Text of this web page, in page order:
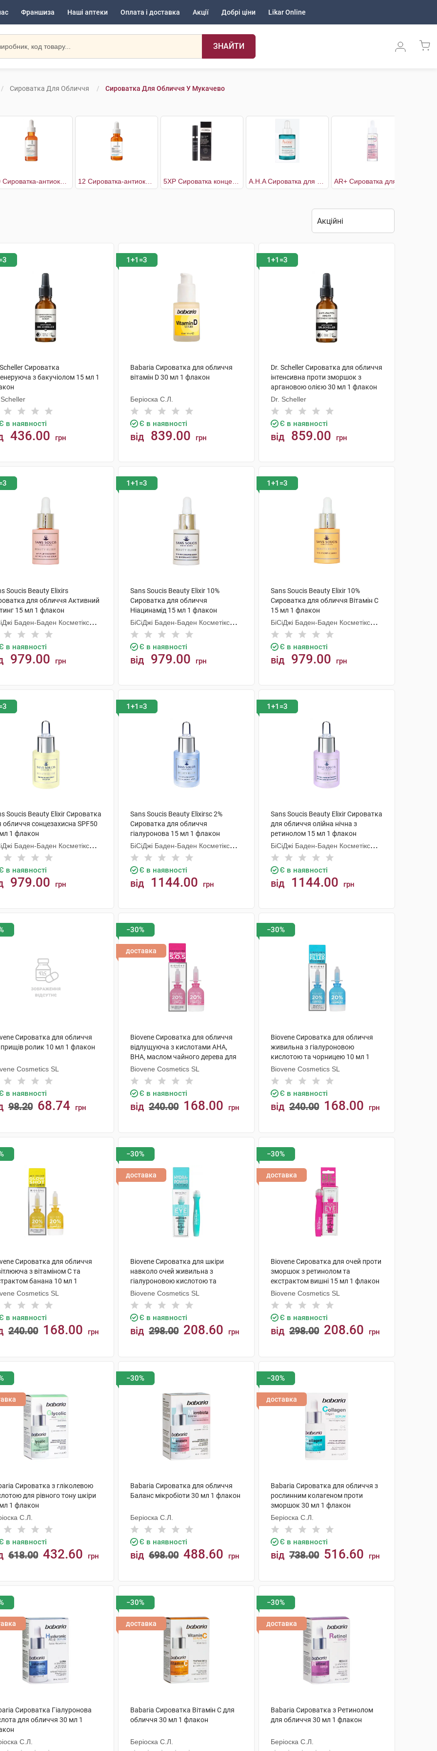
Франшиза Наші аптеки Оплата і доставка Акції Добрі ціни Likar Online
ЗНАЙТИ
Сироватка Для Обличчя Сироватка Для Обличчя У Мукачево
Сироватка
з бакучіолом 15 мл 1
в наявності
436.00 грн
1+1=3
Babaria Сироватка для обличчя
вітамін D 30 мл 1 флакон
Беріоска С.Л.
Є в наявності
від 839.00 грн
1+1=3
Dr. Scheller Сироватка для обличчя
інтенсивна проти зморшок з
аргановою олією 30 мл 1 флакон
Dr. Scheller
Є в наявності
від 859.00 грн
Soucis Beauty Elixirs
для обличчя Активний
15 мл 1 флакон
Баден-Баден Косметікс
Гмбх
в наявності
979.00 грн
1+1=3
Sans Soucis Beauty Elixir 10%
Сироватка для обличчя
Ніацинамід 15 мл 1 флакон
БіСіДжі Баден-Баден Косметікс
Груп Гмбх
Є в наявності
від 979.00 грн
1+1=3
Sans Soucis Beauty Elixir 10%
Сироватка для обличчя Вітамін C
15 мл 1 флакон
БіСіДжі Баден-Баден Косметікс
Груп Гмбх
Є в наявності
від 979.00 грн
Soucis Beauty Elixir Сироватка
обличчя сонцезахисна SPF50
1 флакон
Баден-Баден Косметікс
Гмбх
в наявності
979.00 грн
1+1=3
Sans Soucis Beauty Elixirsс 2%
Сироватка для обличчя
гіалуронова 15 мл 1 флакон
БіСіДжі Баден-Баден Косметікс
Груп Гмбх
Є в наявності
від 1144.00 грн
1+1=3
Sans Soucis Beauty Elixir Сироватка
для обличчя олійна нічна з
ретинолом 15 мл 1 флакон
БіСіДжі Баден-Баден Косметікс
Груп Гмбх
Є в наявності
від 1144.00 грн
Сироватка для обличчя
прищів ролик 10 мл 1 флакон
Cosmetics SL
в наявності
98.20 68.74 грн
−30%
доставка
Biovene Сироватка для обличчя
відлущуюча з кислотами AHA,
BHA, маслом чайного дерева для
проблемної шкіри 10 мл 1 флакон
Biovene Cosmetics SL
Є в наявності
від 240.00 168.00 грн
−30%
Biovene Сироватка для обличчя
живильна з гіалуроновою
кислотою та чорницею 10 мл 1
флакон
Biovene Cosmetics SL
Є в наявності
від 240.00 168.00 грн
Сироватка для обличчя
з вітаміном С та
банана 10 мл 1
Cosmetics SL
в наявності
240.00 168.00 грн
−30%
доставка
Biovene Сироватка для шкіри
навколо очей живильна з
гіалуроновою кислотою та
чорницею 15 мл 1 флакон
Biovene Cosmetics SL
Є в наявності
від 298.00 208.60 грн
−30%
доставка
Biovene Сироватка для очей проти
зморшок з ретинолом та
екстрактом вишні 15 мл 1 флакон
Biovene Cosmetics SL
Є в наявності
від 298.00 208.60 грн
Сироватка з гліколевою
для рівного тону шкіри
1 флакон
С.Л.
в наявності
618.00 432.60 грн
−30%
Babaria Сироватка для обличчя
Баланс мікробіоти 30 мл 1 флакон
Беріоска С.Л.
Є в наявності
від 698.00 488.60 грн
−30%
доставка
Babaria Сироватка для обличчя з
рослинним колагеном проти
зморшок 30 мл 1 флакон
Беріоска С.Л.
Є в наявності
від 738.00 516.60 грн
Сироватка Гіалуронова
для обличчя 30 мл 1
С.Л.
−30%
доставка
Babaria Сироватка Вітамін С для
обличчя 30 мл 1 флакон
Беріоска С.Л.
−30%
доставка
Babaria Сироватка з Ретинолом
для обличчя 30 мл 1 флакон
Беріоска С.Л.